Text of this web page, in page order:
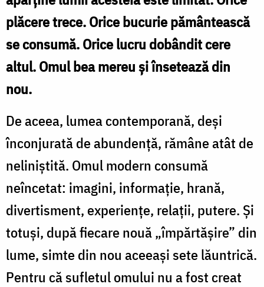
plăcere trece. Orice bucurie pământească
se consumă. Orice lucru dobândit cere
altul. Omul bea mereu și însetează din
nou.
De aceea, lumea contemporană, deși
înconjurată de abundență, rămâne atât de
neliniștită. Omul modern consumă
neîncetat: imagini, informație, hrană,
divertisment, experiențe, relații, putere. Și
totuși, după fiecare nouă „împărtășire” din
lume, simte din nou aceeași sete lăuntrică.
Pentru că sufletul omului nu a fost creat